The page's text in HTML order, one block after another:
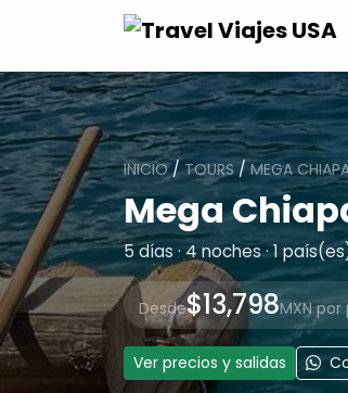
INICIO/TOURS/ MEGA
Mega
5 días · 4 noches · 1
Desde$13,798MXN
Ver precios y salidas